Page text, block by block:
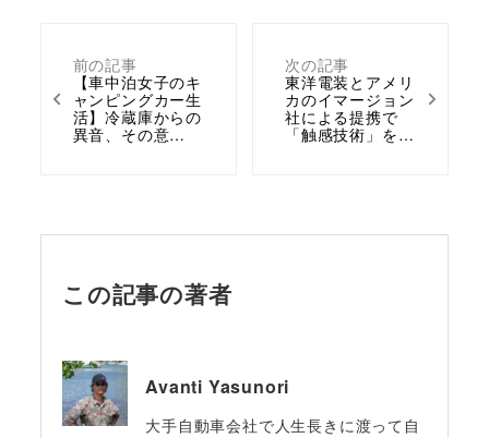
前の記事
【車中泊女子のキ
ャンピングカー生
活】冷蔵庫からの
異音、その意…
次の記事
東洋電装とアメリ
カのイマージョン
社による提携で
「触感技術」を…
この記事の著者
Avanti Yasunori
大手自動車会社で人生長きに渡って自